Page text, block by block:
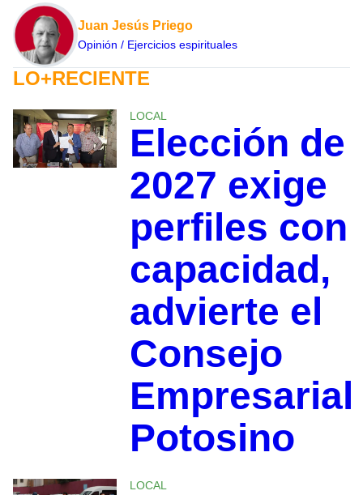
Juan Jesús Priego
Opinión / Ejercicios espirituales
LO+RECIENTE
LOCAL
Elección de
2027 exige
perfiles con
capacidad,
advierte el
Consejo
Empresarial
Potosino
LOCAL